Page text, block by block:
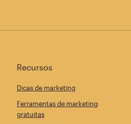
Recursos
Dicas de marketing
Ferramentas de marketing
gratuitas